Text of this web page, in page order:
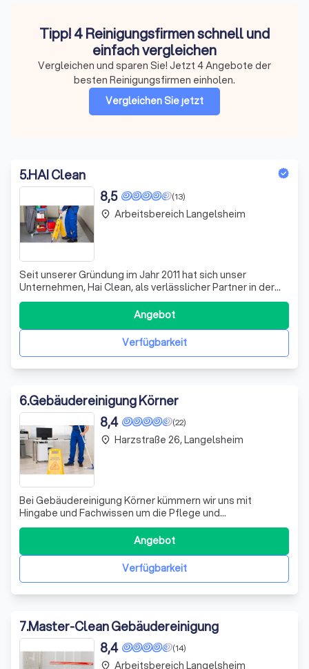
Tipp! 4 Reinigungsfirmen schnell und
einfach vergleichen
Vergleichen und sparen Sie! Jetzt 4 Angebote der
besten Reinigungsfirmen einholen.
Vergleichen Sie jetzt
5.HAI Clean
(13)
8,5
Seit unserer Gründung im Jahr 2011 hat sich unser
Unternehmen, Hai Clean, als verlässlicher Partner in der
Gebäudereinigung etabliert. Mit Sitz in Bad Sachsa
decken wir den gesamten Landkreis Göttingen,
Nordhausen und Kassel ab. Als Meisterbetrieb legen wir
großen Wert auf Qualität und Effizienz, un
Verfügbarkeit
Angebot
place Arbeitsbereich Langelsheim
6.Gebäudereinigung Körner
(22)
8,4
Bei Gebäudereinigung Körner kümmern wir uns mit
Hingabe und Fachwissen um die Pflege und
Instandhaltung Ihrer Immobilien. Von der sorgfältigen
Gartenpflege bis hin zur professionellen
Fassadenreinigung, unser Team setzt sich dafür ein, dass
Ihre Immobilien stets repräsentativ und einladend wirken.
Verfügbarkeit
Angebot
place Harzstraße 26, Langelsheim
7.Master-Clean Gebäudereinigung
(14)
8,4
place Arbeitsbereich Langelsheim